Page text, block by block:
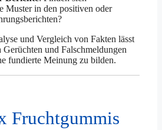
Muster in den positiven oder
und Vergleich von Fakten lässt
und Falschmeldungen
fundierte Meinung zu bilden.
Fruchtgummis